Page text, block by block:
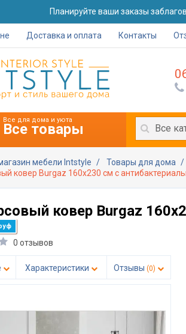
Планируйте ваши заказы
Доставка и оплата Контакты
Все для дома и уюта
Все товары Все
мебели Intstyle Товары для дома
ковер Burgaz 160x230 см с
ковер Burgaz
0 отзывов
Характеристики Отзывы (0)